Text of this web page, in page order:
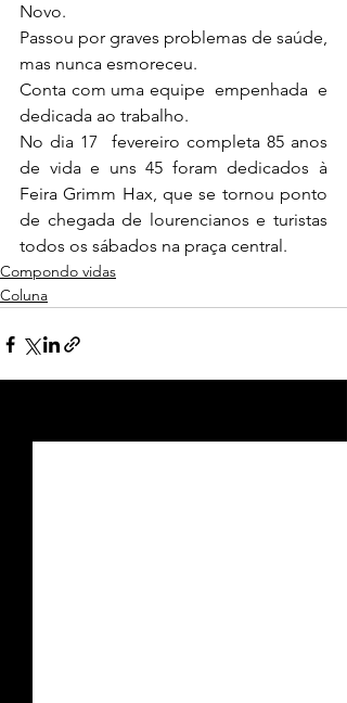
Novo.
Passou por graves problemas de saúde,
mas nunca esmoreceu.
Conta com uma equipe  empenhada  e
dedicada ao trabalho.
No dia 17  fevereiro completa 85 anos
de vida e uns 45 foram dedicados à
Feira Grimm Hax, que se tornou ponto
de chegada de lourencianos e turistas
todos os sábados na praça central.
Compondo vidas
Coluna